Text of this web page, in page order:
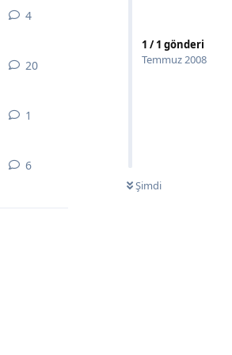
1 /1 gönderi
Temmuz 2008
Şimdi
4
20
1
6